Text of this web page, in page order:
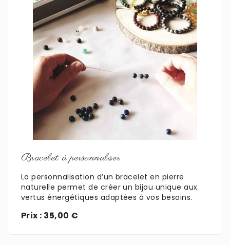
Bracelet à personnaliser
La personnalisation d’un bracelet en pierre
naturelle permet de créer un bijou unique aux
vertus énergétiques adaptées à vos besoins.
Prix : 35,00 €
En savoir plus